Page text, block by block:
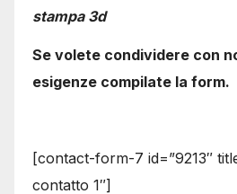
stampa 3d
Se volete condividere con
esigenze compilate la form.
[contact-form-7 id=”9213″
contatto 1″]